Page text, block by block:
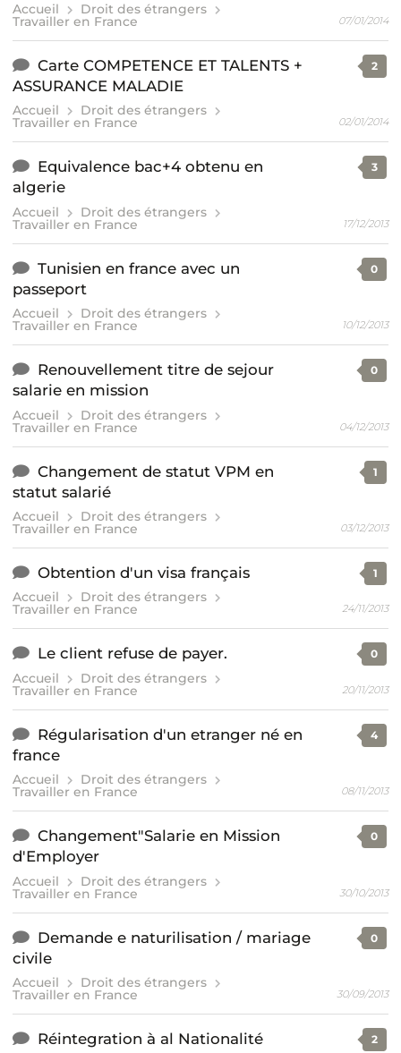
Accueil Droit des étrangers
Travailler en France 07/01/2014
Carte COMPETENCE ET TALENTS +
ASSURANCE MALADIE
Accueil Droit des étrangers
Travailler en France
2
02/01/2014
Equivalence bac+4 obtenu en
algerie
Accueil Droit des étrangers
Travailler en France
3
17/12/2013
Tunisien en france avec un
passeport
Accueil Droit des étrangers
Travailler en France
0
10/12/2013
Renouvellement titre de sejour
salarie en mission
Accueil Droit des étrangers
Travailler en France
0
04/12/2013
Changement de statut VPM en
statut salarié
Accueil Droit des étrangers
Travailler en France
1
03/12/2013
Obtention d'un visa français
Accueil Droit des étrangers
Travailler en France
1
24/11/2013
Le client refuse de payer.
Accueil Droit des étrangers
Travailler en France
0
20/11/2013
Régularisation d'un etranger né en
france
Accueil Droit des étrangers
Travailler en France
4
08/11/2013
Changement"Salarie en Mission
d'Employer
Accueil Droit des étrangers
Travailler en France
0
30/10/2013
Demande e naturilisation / mariage
civile
Accueil Droit des étrangers
Travailler en France
0
30/09/2013
Réintegration à al Nationalité 2